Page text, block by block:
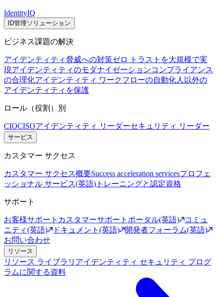
IdentityIQ
ID管理ソリューション
ビジネス課題の解決
アイデンティティ脅威への対策ゼロ トラストを大規模で実
現アイデンティティのモダナイゼーションコンプライアンス
の合理化アイデンティティ ワークフローの自動化人以外の
アイデンティティを保護
ロール（役割）別
CIOCISOアイデンティティ リーダーセキュリティ リーダー
サービス
カスタマー サクセス
カスタマー サクセス概要Success acceleration servicesプロフェ
ッショナル サービス(英語) トレーニングと認定資格
サポート
お客様サポート カスタマーサポートポータル(英語)
コミュ
ニティ(英語)
ドキュメント(英語)
開発者フォーラム(英語)
お問い合わせ
リソース
リソース ライブラリ アイデンティティ セキュリティ プログ
ラムに関する資料